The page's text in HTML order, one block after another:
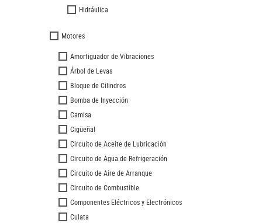
Hidráulica
Motores
Amortiguador de Vibraciones
Árbol de Levas
Bloque de Cilindros
Bomba de Inyección
Camisa
Cigüeñal
Circuito de Aceite de Lubricación
Circuito de Agua de Refrigeración
Circuito de Aire de Arranque
Circuito de Combustible
Componentes Eléctricos y Electrónicos
Culata